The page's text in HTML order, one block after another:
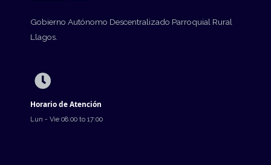
Gobierno Autónomo Descentralizado Parroquial Rural
Llagos.
Horario de Atención
Lun - Vie 08:00 to 17:00